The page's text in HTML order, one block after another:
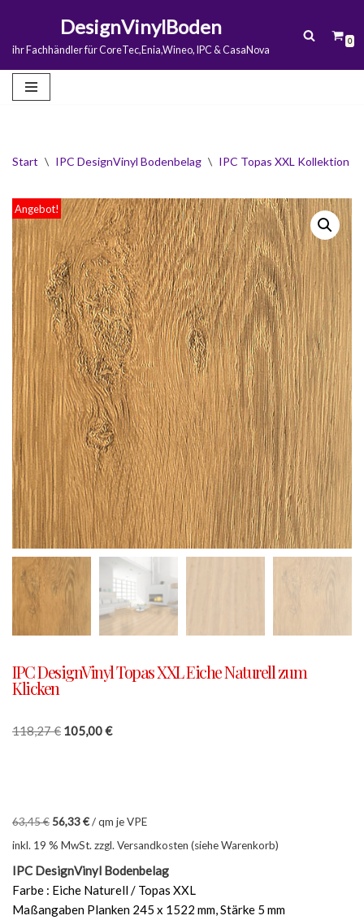
Zum
springen
DesignVinylBoden
ihr Fachhändler für CoreTec,Enia,Wineo, IPC & CasaNova
0
Start \ IPC DesignVinyl Bodenbelag \ IPC Topas XXL Kollektion
Angebot!
IPC DesignVinyl Topas XXL Eiche Naturell zum
Klicken
118,27€ 105,00€
63,45€ 56,33€/qm je VPE
inkl. 19 % MwSt. zzgl. Versandkosten (siehe Warenkorb)
IPC DesignVinyl Bodenbelag
Farbe : Eiche Naturell / Topas XXL
Maßangaben Planken 245 x 1522 mm, Stärke 5 mm